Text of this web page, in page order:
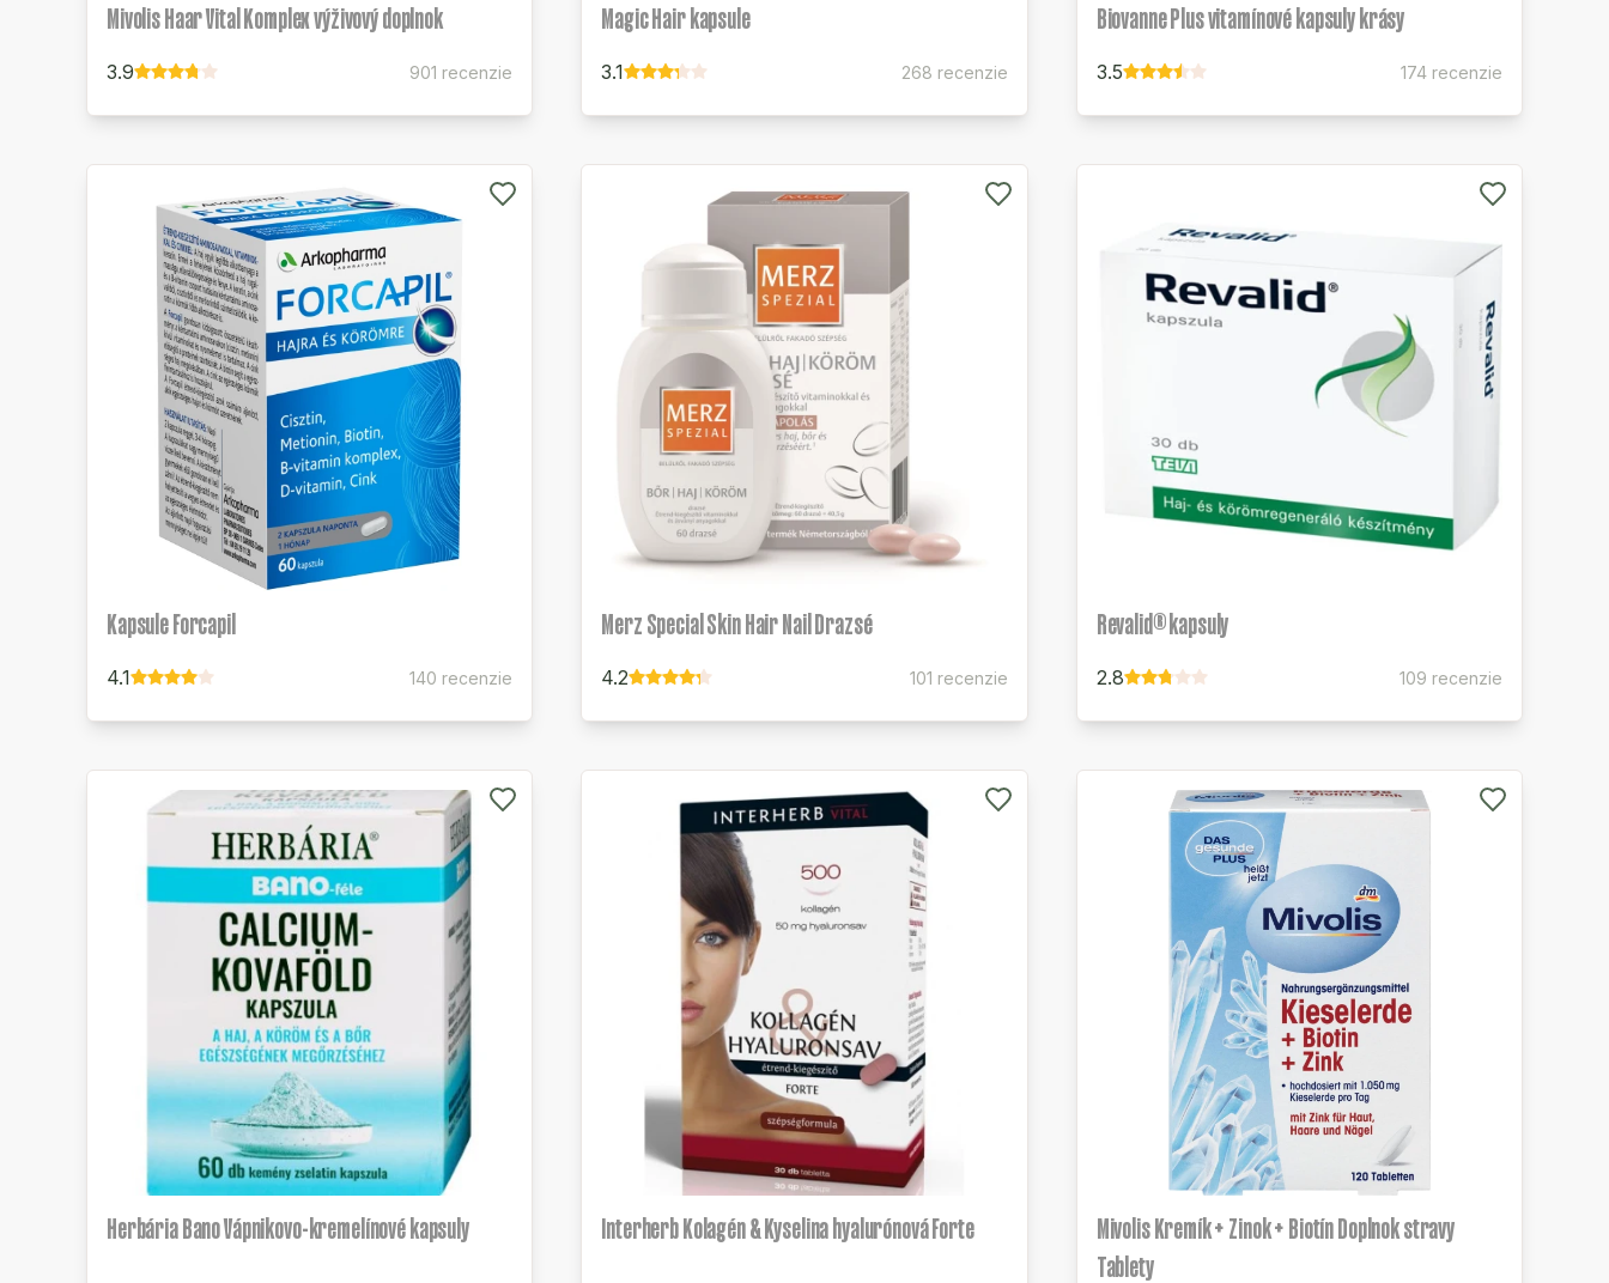
Mivolis Haar Vital Komplex výživový doplnok
3.9 901 recenzie
Magic Hair kapsule
3.1 268 recenzie
Biovanne Plus vitamínové kapsuly krásy
3.5 174 recenzie
Kapsule Forcapil
4.1 140 recenzie
Merz Special Skin Hair Nail Drazsé
4.2 101 recenzie
Revalid® kapsuly
2.8 109 recenzie
Herbária Bano Vápnikovo-kremelínové kapsuly Interherb Kolagén & Kyselina hyalurónová Forte
Mivolis Kremík + Zinok + Biotín Doplnok stravy
Tablety